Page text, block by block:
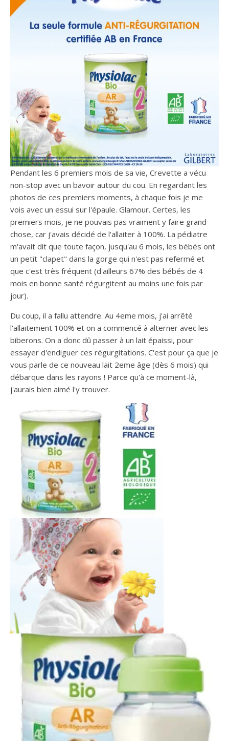
Pendant les 6 premiers mois de sa vie, Crevette a vécu
non-stop avec un bavoir autour du cou. En regardant les
photos de ces premiers moments, à chaque fois je me
vois avec un essui sur l'épaule. Glamour. Certes, les
premiers mois, je ne pouvais pas vraiment y faire grand
chose, car j'avais décidé de l'allaiter à 100%. La pédiatre
m'avait dit que toute façon, jusqu'au 6 mois, les bébés ont
un petit "clapet" dans la gorge qui n'est pas refermé et
que c'est très fréquent (d'ailleurs 67% des bébés de 4
mois en bonne santé régurgitent au moins une fois par
jour).
Du coup, il a fallu attendre. Au 4eme mois, j'ai arrêté
l'allaitement 100% et on a commencé à alterner avec les
biberons. On a donc dû passer à un lait épaissi, pour
essayer d'endiguer ces régurgitations. C'est pour ça que je
vous parle de ce nouveau lait 2eme âge (dès 6 mois) qui
débarque dans les rayons ! Parce qu'à ce moment-là,
j'aurais bien aimé l'y trouver.